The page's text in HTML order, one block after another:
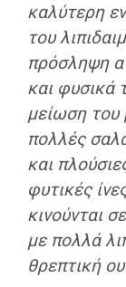
καλύτερη
του
πρόσληψη
και φυσικά
μείωση του
πολλές
και
φυτικές
κινούνται
με πολλά
θρεπτική